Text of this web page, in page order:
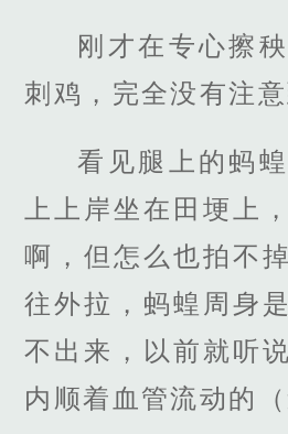
刚才在专心擦
刺鸡，完全没有注意
看见腿上的蚂
上上岸坐在田埂上
啊，但怎么也拍不
往外拉，蚂蝗周身
不出来，以前就听
内顺着血管流动的（